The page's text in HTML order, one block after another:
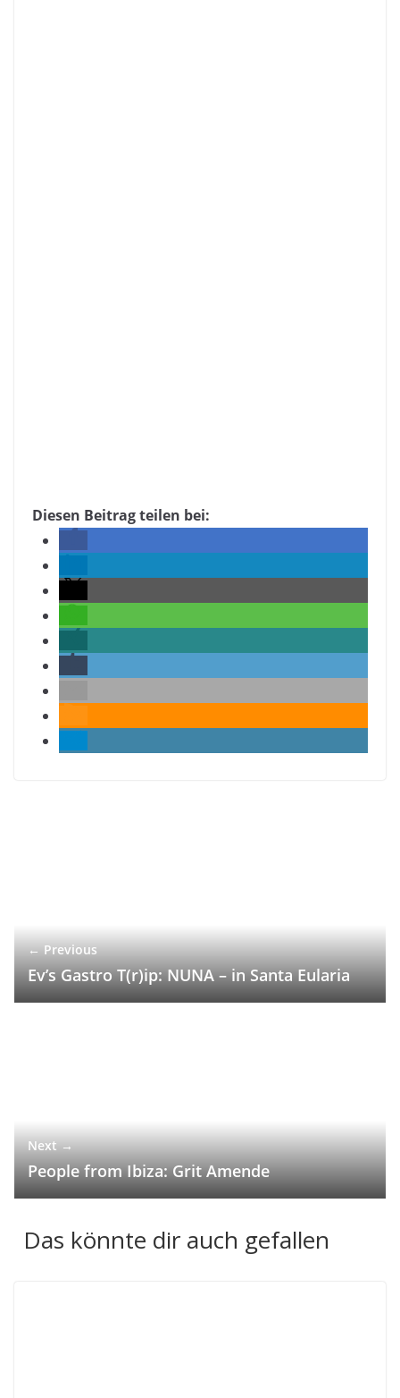
Diesen Beitrag teilen bei:
← Previous
Ev’s Gastro T(r)ip: NUNA – in Santa Eularia
Next →
People from Ibiza: Grit Amende
Das könnte dir auch gefallen